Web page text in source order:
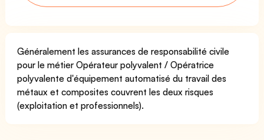
Généralement les assurances de responsabilité civile
pour le métier Opérateur polyvalent / Opératrice
polyvalente d'équipement automatisé du travail des
métaux et composites couvrent les deux risques
(exploitation et professionnels).